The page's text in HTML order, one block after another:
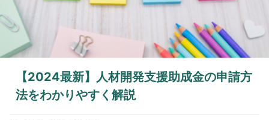
【2024最新】人材開発支援助成金の申請方
法をわかりやすく解説